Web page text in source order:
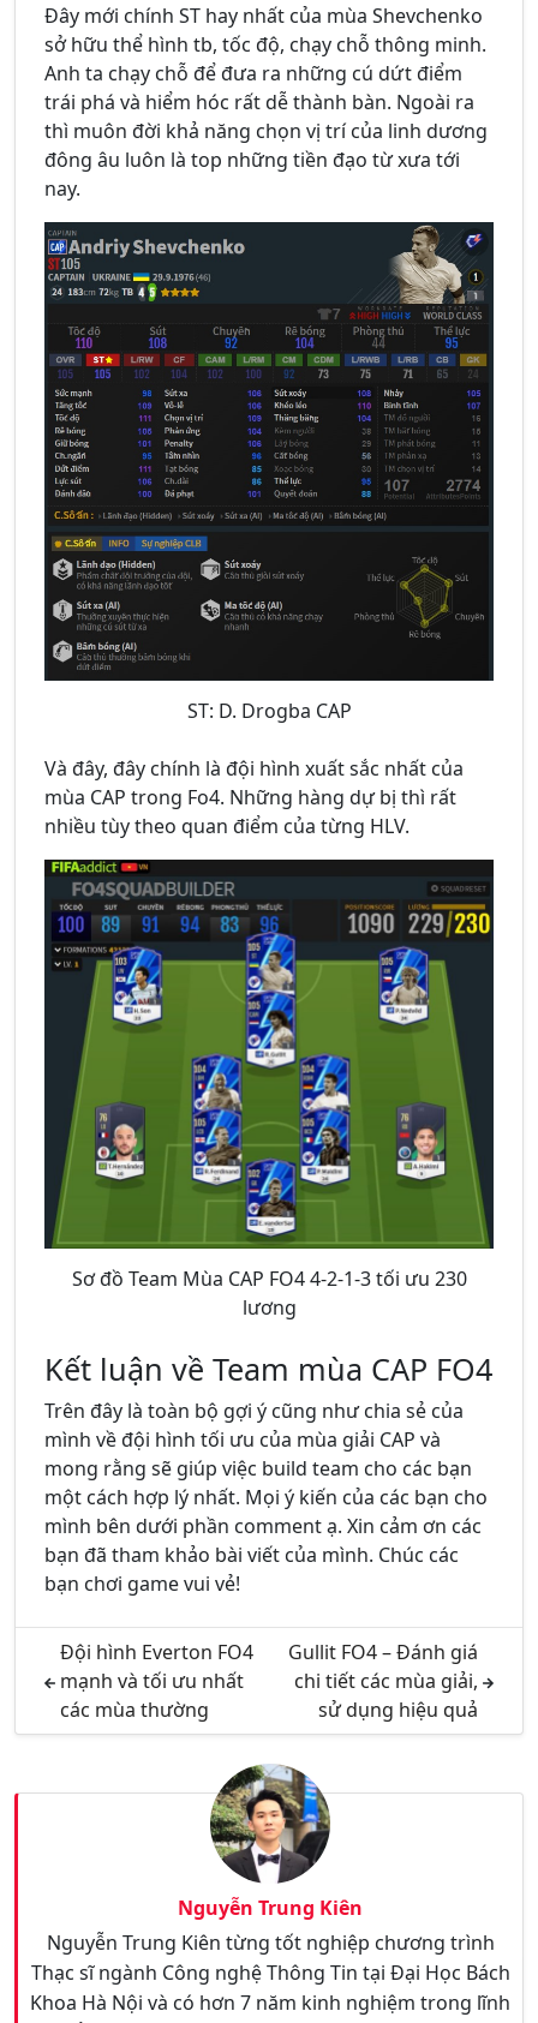
Đây mới chính ST hay nhất của mùa Shevchenko
sở hữu thể hình tb, tốc độ, chạy chỗ thông minh.
Anh ta chạy chỗ để đưa ra những cú dứt điểm
trái phá và hiểm hóc rất dễ thành bàn. Ngoài ra
thì muôn đời khả năng chọn vị trí của linh dương
đông âu luôn là top những tiền đạo từ xưa tới
nay.
ST: D. Drogba CAP
Và đây, đây chính là đội hình xuất sắc nhất của
mùa CAP trong Fo4. Những hàng dự bị thì rất
nhiều tùy theo quan điểm của từng HLV.
Sơ đồ Team Mùa CAP FO4 4-2-1-3 tối ưu 230
lương
Kết luận về Team mùa CAP FO4
Trên đây là toàn bộ gợi ý cũng như chia sẻ của
mình về đội hình tối ưu của mùa giải CAP và
mong rằng sẽ giúp việc build team cho các bạn
một cách hợp lý nhất. Mọi ý kiến của các bạn cho
mình bên dưới phần comment ạ. Xin cảm ơn các
bạn đã tham khảo bài viết của mình. Chúc các
bạn chơi game vui vẻ!
Đội hình Everton FO4
mạnh và tối ưu nhất
các mùa thường
Gullit FO4 – Đánh giá
chi tiết các mùa giải,
sử dụng hiệu quả
Nguyễn Trung Kiên
Nguyễn Trung Kiên từng tốt nghiệp chương trình
Thạc sĩ ngành Công nghệ Thông Tin tại Đại Học Bách
Khoa Hà Nội và có hơn 7 năm kinh nghiệm trong lĩnh